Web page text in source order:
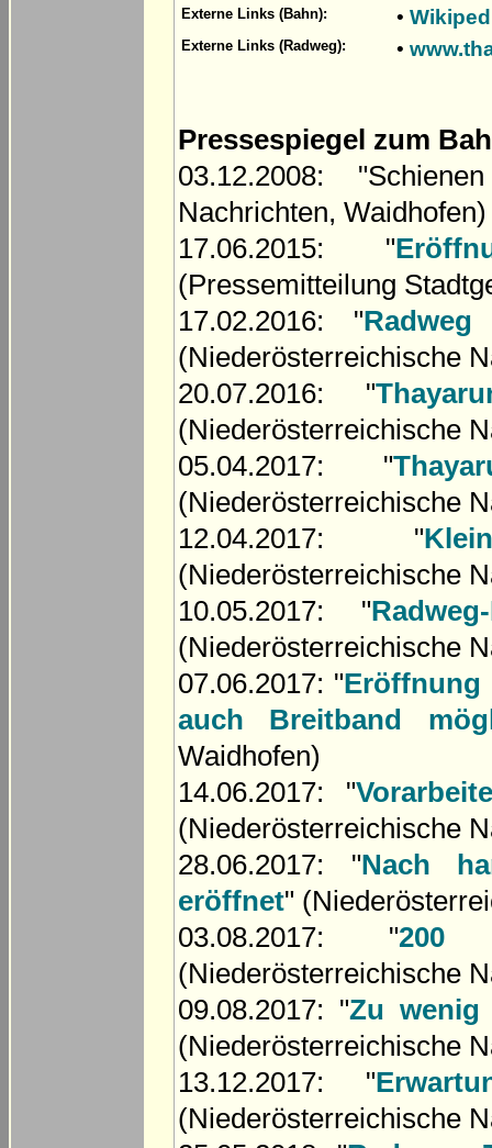
Externe Links (Bahn): •
Externe Links (Radweg): •
Pressespiegel zum
03.12.2008:
Nachrichten, Waidhofen)
17.06.2015: "
(Pressemitteilung
17.02.2016: "
(Niederösterreichische
20.07.2016: "
(Niederösterreichische
05.04.2017: "
(Niederösterreichische
12.04.2017: "
(Niederösterreichische
10.05.2017: "
(Niederösterreichische
07.06.2017: "Eröffnung
auch Breitband
Waidhofen)
14.06.2017: "
(Niederösterreichische
28.06.2017: "Nach
eröffnet"
03.08.2017: "200
(Niederösterreichische
09.08.2017: "Zu wenig
(Niederösterreichische
13.12.2017: "
(Niederösterreichische